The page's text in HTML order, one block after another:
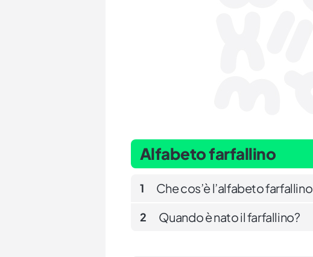
Alfabeto farfallino
1 Che cos’è l’alfabeto farfallino
2 Quando è nato il farfallino?